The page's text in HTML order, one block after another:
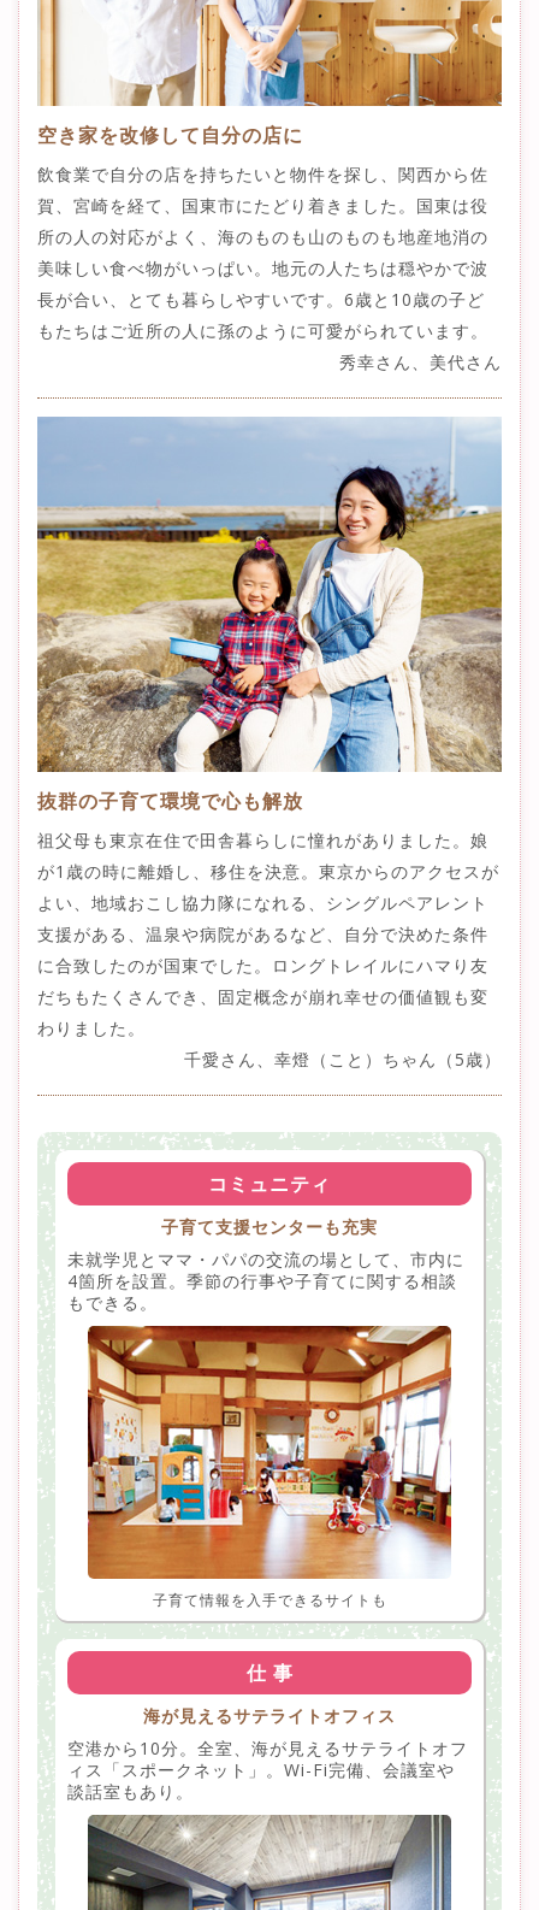
空き家を改修して自分の店に
飲食業で自分の店を持ちたいと物件を探し、関西から佐
賀、宮崎を経て、国東市にたどり着きました。国東は役
所の人の対応がよく、海のものも山のものも地産地消の
美味しい食べ物がいっぱい。地元の人たちは穏やかで波
長が合い、とても暮らしやすいです。6歳と10歳の子ど
もたちはご近所の人に孫のように可愛がられています。
秀幸さん、美代さん
抜群の子育て環境で心も解放
祖父母も東京在住で田舎暮らしに憧れがありました。娘
が1歳の時に離婚し、移住を決意。東京からのアクセスが
よい、地域おこし協力隊になれる、シングルペアレント
支援がある、温泉や病院があるなど、自分で決めた条件
に合致したのが国東でした。ロングトレイルにハマり友
だちもたくさんでき、固定概念が崩れ幸せの価値観も変
わりました。
千愛さん、幸燈（こと）ちゃん（5歳）
コミュニティ
子育て支援センターも充実
未就学児とママ・パパの交流の場として、市内に
4箇所を設置。季節の行事や子育てに関する相談
もできる。
子育て情報を入手できるサイトも
仕 事
海が見えるサテライトオフィス
空港から10分。全室、海が見えるサテライトオフ
ィス「スポークネット」。Wi-Fi完備、会議室や
談話室もあり。